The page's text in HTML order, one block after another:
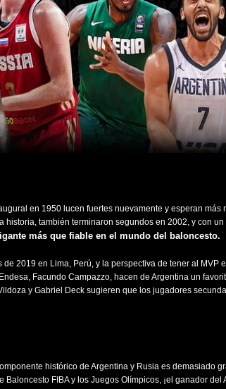
en 1950 lucen fuertes nuevamente y esperan
historia, también terminaron segundos en 2002, y con
más que fiable en el mundo del baloncesto.
2019 en Lima, Perú, y la perspectiva de tener al MVP
Facundo Campazzo, hacen de Argentina un
y Gabriel Deck sugieren que los jugadores
histórico de Argentina y Rusia es demasiado
FIBA y los Juegos Olímpicos, ¡el ganador